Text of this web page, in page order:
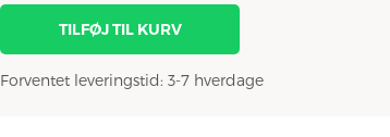
TILFØJ TIL KURV
Forventet leveringstid: 3-7 hverdage